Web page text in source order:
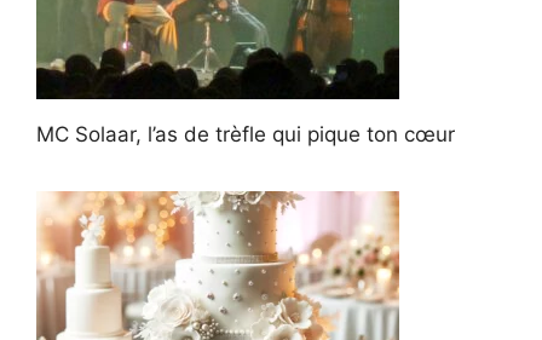
MC Solaar, l’as de trèfle qui pique ton cœur